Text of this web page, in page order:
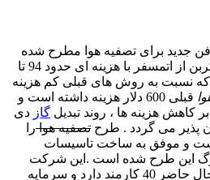
فن جدید برای تصفیه هوا مطرح شده
است . جداکردن دی اکسید کربن از اتمسفر با هزینه ای حدود 94 تا
که نسبت به روش های قبلی کم هزینه
قبلی 600 دلار هزینه داشته است و
کاهش هزینه ها ، روند تبدیل گاز دی
پذیر می گردد . طرح تصفیه هوارا
و موفق به ساخت تاسیسات
این طرح شده است .این شرکت
ایتالیایی برای تصفیه هوا در حال حاضر 40 کارمند دارد و سرمایه